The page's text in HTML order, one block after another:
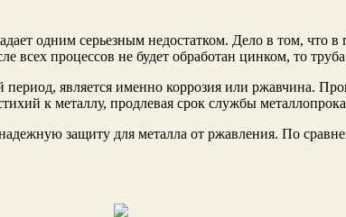
одним серьезным недостатком. Дело в том, что в
процессов не будет обработан цинком, то
является именно коррозия или ржавчина.
к металлу, продлевая срок службы
защиту для металла от ржавления. По